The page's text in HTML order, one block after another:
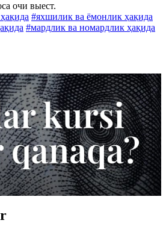
очи выест.
#яхшилик ва ёмонлик ҳақида
#мардлик ва номардлик ҳақида